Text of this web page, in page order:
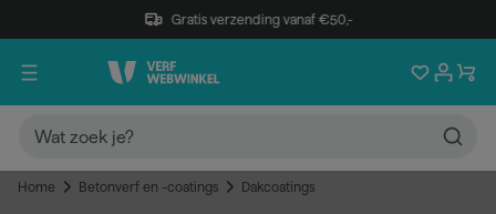
Gratis verzending vanaf €50,-
Home Betonverf en -coatings Dakcoatings